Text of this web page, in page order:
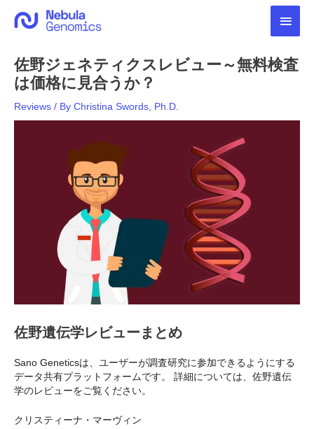
メ
ン
ニ
佐野ジェネティクスレビュー～無料検査
は価格に見合うか？
Reviews / By Christina Swords, Ph.D.
佐野遺伝学レビューまとめ
Sano Geneticsは、ユーザーが調査研究に参加できるようにする
データ共有プラットフォームです。 詳細については、佐野遺伝
学のレビューをご覧ください。
クリスティーナ・マーヴィン